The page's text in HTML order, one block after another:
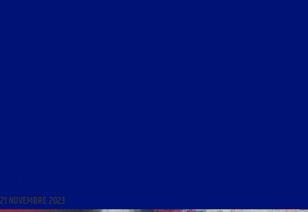
21 NOVEMBRE 2023